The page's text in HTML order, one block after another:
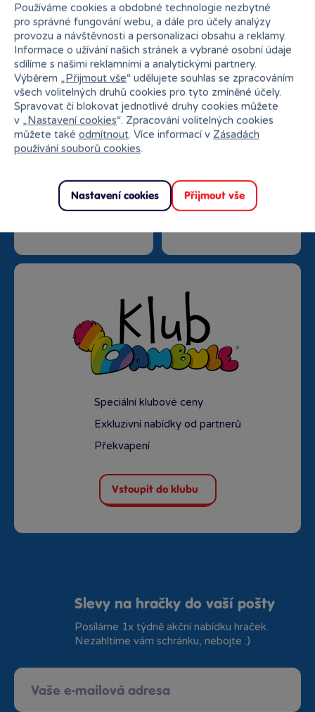
Nejširší sortiment na
trhu
27 kamenných prodejen
Doprava zdarma od
Rezervace na prodejně
Speciální klubové ceny
Exkluzivní nabídky od partnerů
Překvapení
Vstoupit do klubu
Slevy na hračky do vaší pošty
Posíláme 1x týdně akční nabídku hraček.
Nezahltíme vám schránku, nebojte :)
Používáme cookies a obdobné technologie nezbytné
pro správné fungování webu, a dále pro účely analýzy
provozu a návštěvnosti a personalizaci obsahu a reklamy.
Informace o užívání našich stránek a vybrané osobní údaje
sdílíme s našimi reklamními a analytickými partnery.
Výběrem „Přijmout vše“ udělujete souhlas se zpracováním
všech volitelných druhů cookies pro tyto zmíněné účely.
Spravovat či blokovat jednotlivé druhy cookies můžete
v „Nastavení cookies“. Zpracování volitelných cookies
můžete také odmítnout. Více informací v Zásadách
používání souborů cookies.
Nastavení cookies Přijmout vše